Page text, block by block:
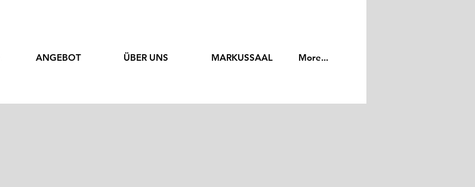
ANGEBOT ÜBER UNS MARKUSSAAL More...